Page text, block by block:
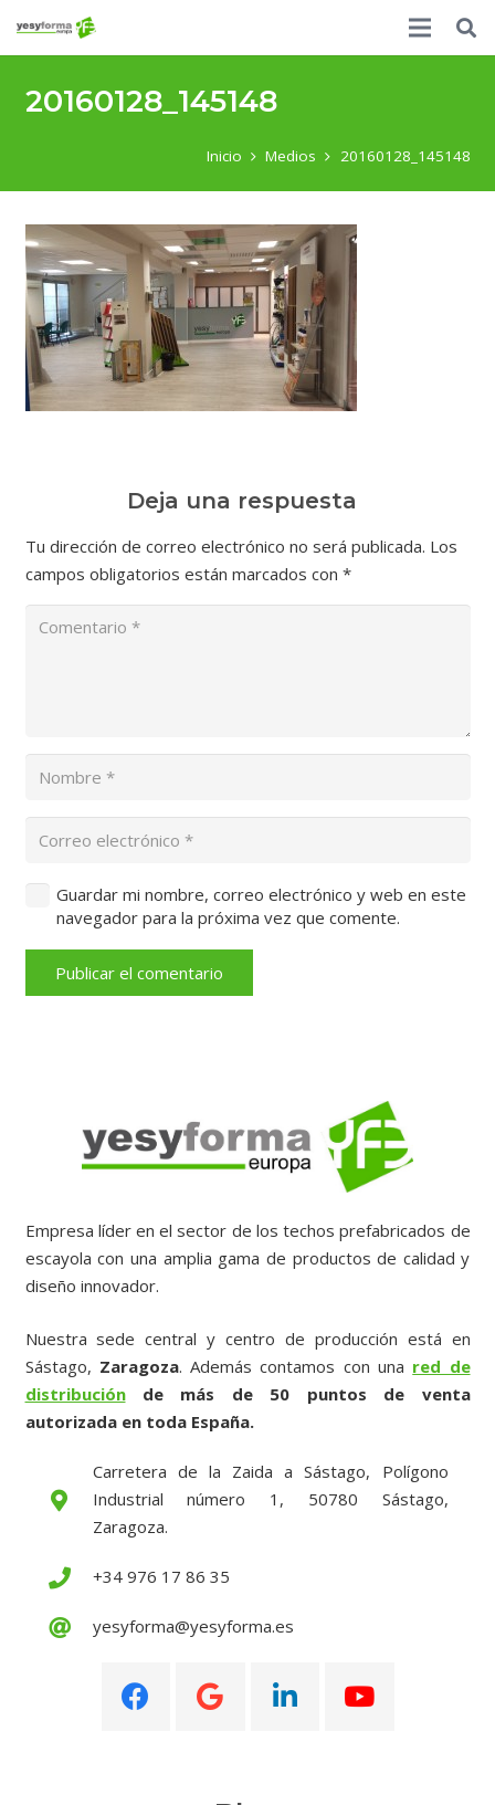
20160128_145148
Inicio Medios 20160128_145148
Deja una respuesta
Tu dirección de correo electrónico no será publicada. Los
campos obligatorios están marcados con *
Guardar mi nombre, correo electrónico y web en este
navegador para la próxima vez que comente.
Publicar el comentario
Empresa líder en el sector de los techos prefabricados de
escayola con una amplia gama de productos de calidad y
diseño innovador.
Nuestra sede central y centro de producción está en
Sástago, Zaragoza. Además contamos con una red de
distribuciónde más de 50 puntos de venta
autorizada en toda España.
Carretera de la Zaida a Sástago, Polígono
Industrial número 1, 50780 Sástago,
Zaragoza.
+34 976 17 86 35
yesyforma@yesyforma.es